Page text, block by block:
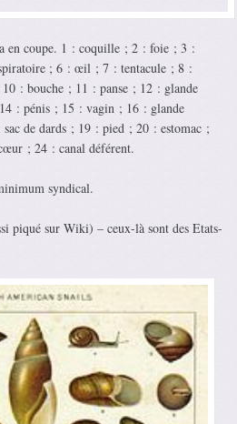
en coupe. 1 : coquille ; 2 : foie ; 3 :
; 6 : œil ; 7 : tentacule ; 8 :
: bouche ; 11 : panse ; 12 : glande
: pénis ; 15 : vagin ; 16 : glande
de dards ; 19 : pied ; 20 : estomac ;
; 24 : canal déférent.
syndical.
piqué sur Wiki) – ceux-là sont des Etats-